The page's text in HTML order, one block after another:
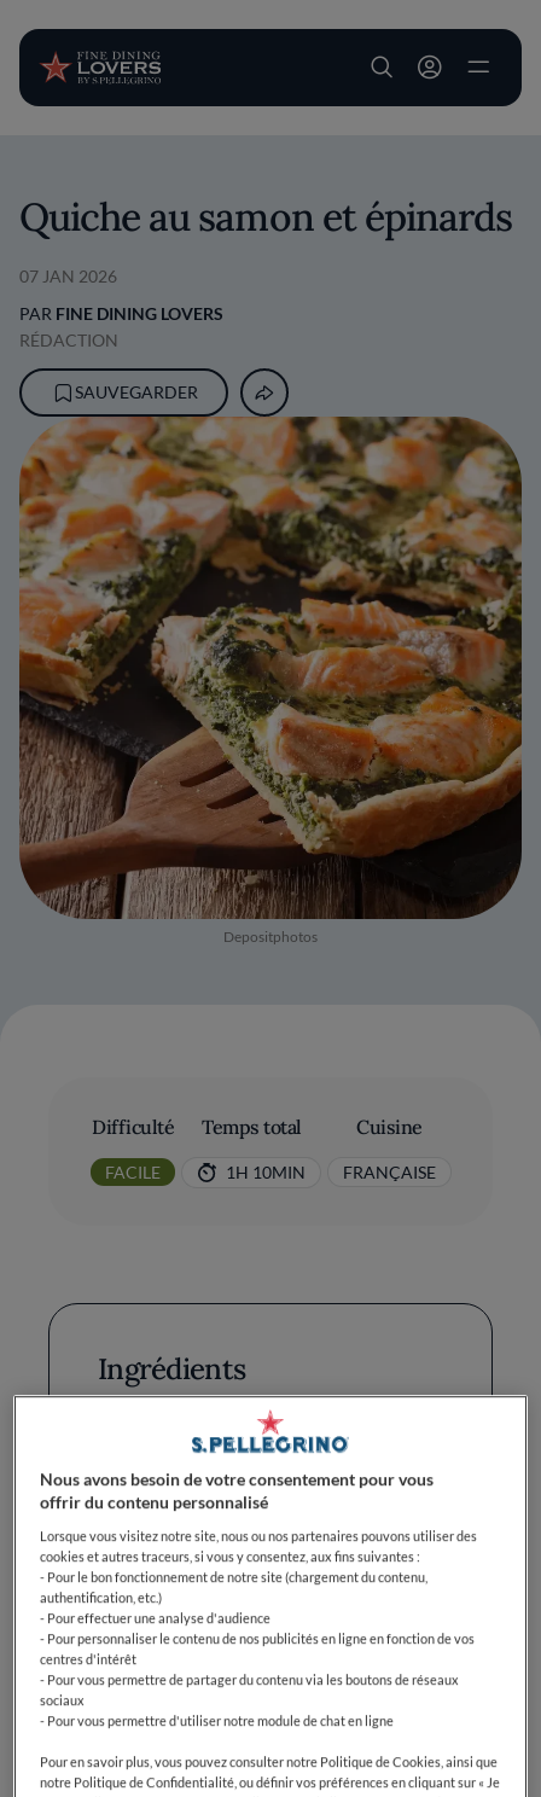
User account
Depositphotos
Quiche au samon et épinards
07 JAN 2026
PAR FINE DINING LOVERS
RÉDACTION
SAUVEGARDER
Difficulté
FACILE
Temps total
1H 10MIN
Cuisine
FRANÇAISE
Ingrédients
Pâte brisée (ou feuilletée, selon
préférence): 1
égouttés): 250 g
Saumon (frais en dés): 250 g ou
180 g de saumon fumé en lanières
Œufs: 3
Crème fraîche (ou crème liquide
Nous avons besoin de votre consentement pour vous
offrir du contenu personnalisé
Lorsque vous visitez notre site, nous ou nos partenaires pouvons utiliser des
cookies et autres traceurs, si vous y consentez, aux fins suivantes :
- Pour le bon fonctionnement de notre site (chargement du contenu,
authentification, etc.)
- Pour effectuer une analyse d'audience
- Pour personnaliser le contenu de nos publicités en ligne en fonction de vos
centres d'intérêt
- Pour vous permettre de partager du contenu via les boutons de réseaux
sociaux
- Pour vous permettre d'utiliser notre module de chat en ligne
Pour en savoir plus, vous pouvez consulter notre Politique de Cookies, ainsi que
notre Politique de Confidentialité, ou définir vos préférences en cliquant sur « Je